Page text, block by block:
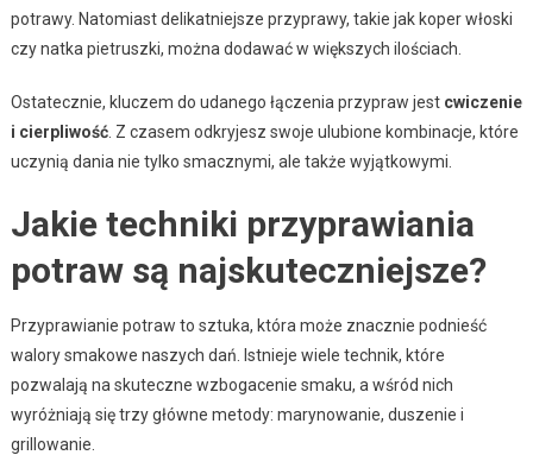
potrawy. Natomiast delikatniejsze przyprawy, takie jak koper włoski
czy natka pietruszki, można dodawać w większych ilościach.
Ostatecznie, kluczem do udanego łączenia przypraw jest cwiczenie
i cierpliwość. Z czasem odkryjesz swoje ulubione kombinacje, które
uczynią dania nie tylko smacznymi, ale także wyjątkowymi.
Jakie techniki przyprawiania
potraw są najskuteczniejsze?
Przyprawianie potraw to sztuka, która może znacznie podnieść
walory smakowe naszych dań. Istnieje wiele technik, które
pozwalają na skuteczne wzbogacenie smaku, a wśród nich
wyróżniają się trzy główne metody: marynowanie, duszenie i
grillowanie.